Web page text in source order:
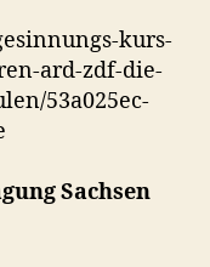
kurs-
ard-zdf-die-
53a025ec-
Sachsen